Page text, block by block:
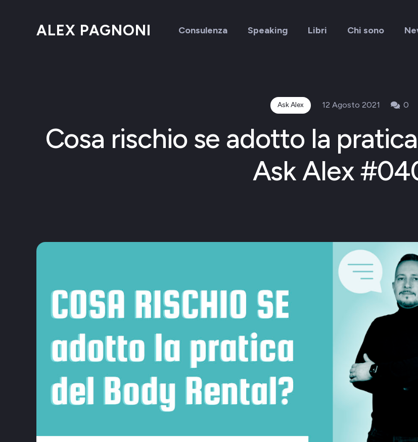
ALEX PAGNONI Consulenza Speaking Libri Chi sono
Ask Alex 12 Agosto 2021 0
Cosa rischio se adotto la
Ask Alex